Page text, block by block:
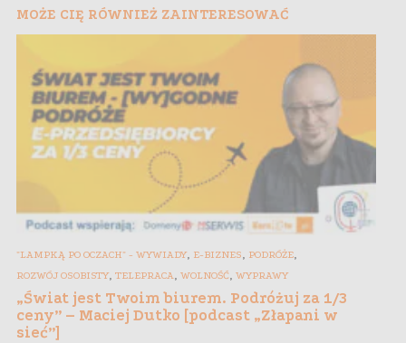
MOŻE CIĘ RÓWNIEŻ ZAINTERESOWAĆ
"LAMPKĄ PO OCZACH" - WYWIADY, E-BIZNES, PODRÓŻE,
ROZWÓJ OSOBISTY, TELEPRACA, WOLNOŚĆ, WYPRAWY
„Świat jest Twoim biurem. Podróżuj za 1/3
ceny” – Maciej Dutko [podcast „Złapani w
sieć”]